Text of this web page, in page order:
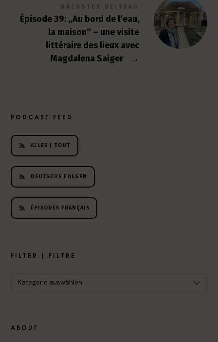
NÄCHSTER BEITRAG
Épisode 39: „Au bord de l’eau,
la maison“ – une visite
littéraire des lieux avec
Magdalena Saiger
→
PODCAST FEED
ALLES | TOUT
DEUTSCHE FOLGEN
ÉPISODES FRANÇAIS
FILTER | FILTRE
ABOUT